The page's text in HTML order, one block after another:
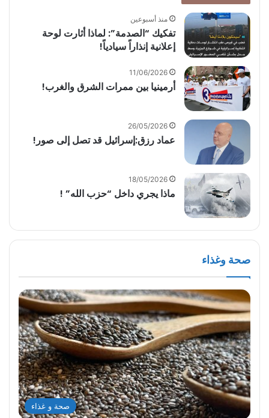
منذ أسبوعين
تفكيك “الصدمة”: لماذا أثارت لوحة
إعلانية إنذاراً سيادياً!
11/06/2026
أرمينيا بين ممرات الشرق والغرب!
26/05/2026
عماد رزق:إسرائيل قد تصل إلى صور!
18/05/2026
ماذا يجري داخل “حزب الله” !
صحة وغذاء
صحة و غذاء